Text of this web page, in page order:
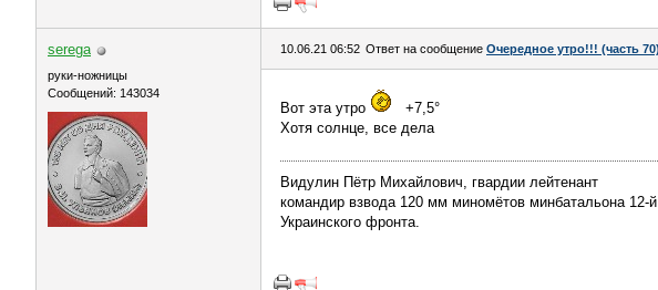
serega
руки-ножницы
Сообщений: 143034
10.06.21 06:52 Ответ на сообщение Очередное утро!!! (часть 70)
Вот эта утро
+7,5°
Хотя солнце, все дела
Видулин Пётр Михайлович, гвардии лейтенант
командир взвода 120 мм миномётов минбатальона 12-
Украинского фронта.